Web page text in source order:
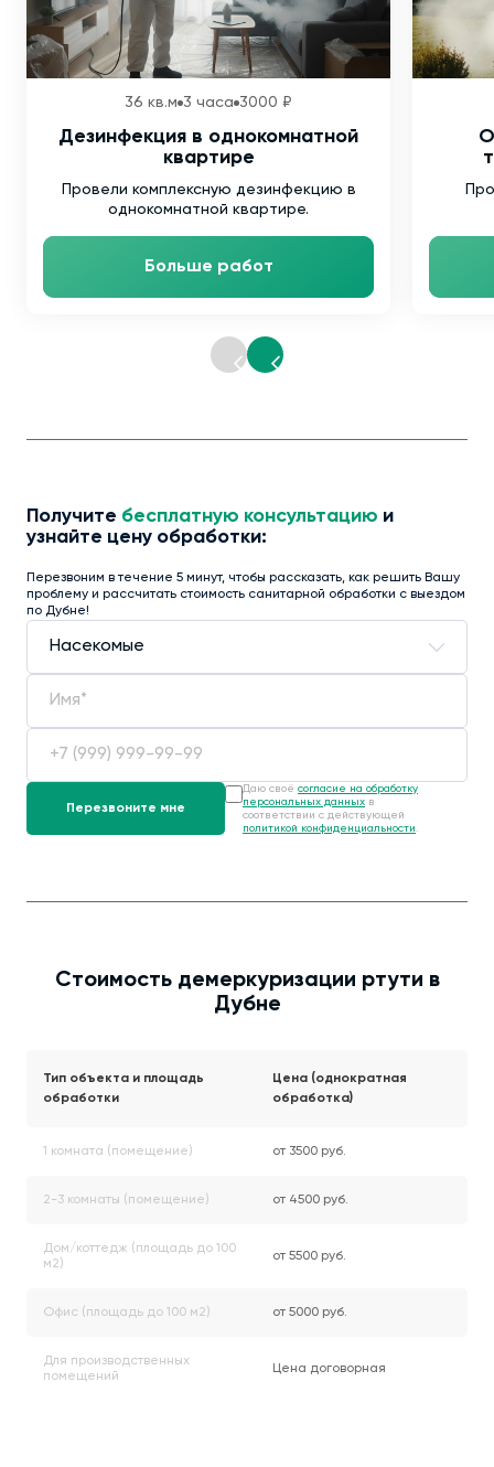
36 кв.м 3 часа 3000 ₽
Дезинфекция в однокомнатной
квартире
Провели комплексную дезинфекцию в
однокомнатной квартире.
Больше работ
Получите бесплатную консультацию и
узнайте цену обработки:
Перезвоним в течение 5 минут, чтобы рассказать, как решить Вашу
проблему и рассчитать стоимость санитарной обработки с выездом
по Дубне!
Даю своё согласие на обработку
персональных данных в
соответствии с действующей
политикой конфиденциальности .
Стоимость демеркуризации ртути в
Дубне
Тип объекта и площадь
обработки
Цена (однократная
обработка)
1 комната (помещение) от 3500 руб.
2-3 комнаты (помещение) от 4500 руб.
Дом/коттедж (площадь до 100
м2)
от 5500 руб.
Офис (площадь до 100 м2) от 5000 руб.
Для производственных
помещений
Цена договорная